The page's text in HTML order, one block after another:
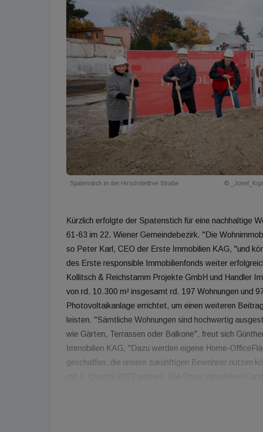
Spatenstich in der Hirschstettner Straße ©
Kürzlich erfolgte der Spatenstich für eine nachhaltige
61-63 im 22. Wiener Gemeindebezirk. "Die
so Peter Karl, CEO der Erste Immobilien KAG, "und
des Erste responsible Immobilienfonds weiter
Kollitsch & Reichstamm Projekte GmbH und Handler
von rd. 10.300 m² insgesamt rd. 197 Wohnungen und
Photovoltaikanlage errichtet, um einen weiteren
leisten. "Sämtliche Wohnungen sind hochwertig
wie Gärten, Terrassen oder Balkone", freut sich
Immobilien KAG, "Dazu werden eigene Home-
geschaffen, die unsere zukünftigen Bewohner nutzen